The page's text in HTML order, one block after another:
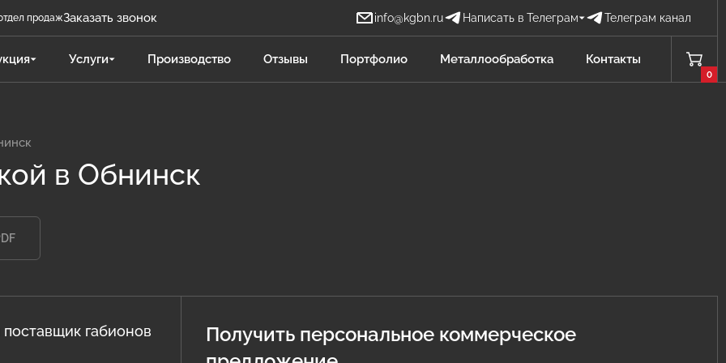
продажЗаказать звонок info@kgbn.ru Написать в Телеграм Телеграм канал
Задать вопрос БН Бова Наталья
Отдел продаж
Услуги Производство Отзывы Портфолио Металлообработка Контакты
0
в Обнинск
габионов
Получить персональное коммерческое